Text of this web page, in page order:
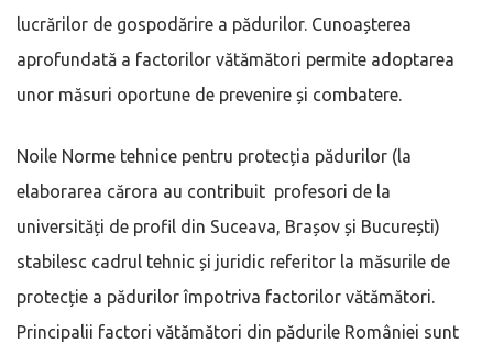
lucrărilor de gospodărire a pădurilor. Cunoașterea
aprofundată a factorilor vătămători permite adoptarea
unor măsuri oportune de prevenire și combatere.
Noile Norme tehnice pentru protecția pădurilor (la
elaborarea cărora au contribuit profesori de la
universități de profil din Suceava, Brașov și București)
stabilesc cadrul tehnic și juridic referitor la măsurile de
protecție a pădurilor împotriva factorilor vătămători.
Principalii factori vătămători din pădurile României sunt